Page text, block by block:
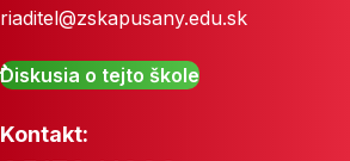
riaditel@zskapusany.edu.sk
Diskusia o tejto škole
Kontakt: